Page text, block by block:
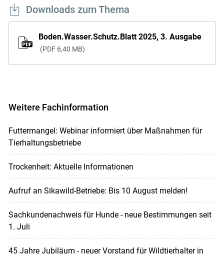
Downloads zum Thema
Boden.Wasser.Schutz.Blatt 2025, 3. Ausgabe
PDF 6,40 MB
Weitere Fachinformation
Futtermangel: Webinar informiert über Maßnahmen für
Tierhaltungsbetriebe
Trockenheit: Aktuelle Informationen
Aufruf an Sikawild-Betriebe: Bis 10 August melden!
Sachkundenachweis für Hunde - neue Bestimmungen seit
1. Juli
45 Jahre Jubiläum - neuer Vorstand für Wildtierhalter in